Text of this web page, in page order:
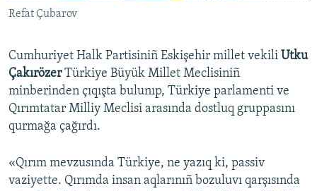
RFE/RS bütün saytları
Refat Çubarov
Cumhuriyet Halk Partisiniñ Eskişehir millet vekili Utku
ÇakırözerTürkiye Büyük Millet Meclisiniñ
minberinden çıqışta bulunıp, Türkiye parlamenti ve
Qırımtatar Milliy Meclisi arasında dostluq gruppasını
qurmağa çağırdı.
«Qırım mevzusında Türkiye, ne yazıq ki, passiv
vaziyette. Qırımda insan aqlarınıñ bozuluvı qarşısında